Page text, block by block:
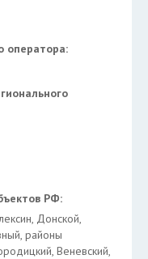
оператора:
РФ:
Донской,
районы
Веневский,